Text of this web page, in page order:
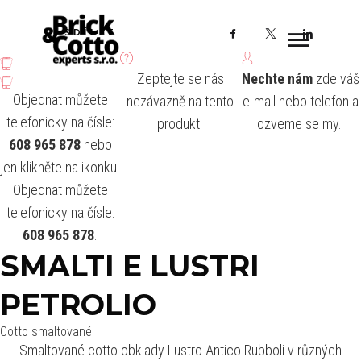
SDÍLET Facebook
X
Objednat můžete
telefonicky na čísle:
608 965 878nebo
jen klikněte na ikonku.
Objednat můžete
telefonicky na čísle:
608 965 878
Zeptejte se nás
nezávazně na tento
produkt.
Nechte nám zde váš
e-mail nebo telefon a
ozveme se my.
SMALTI E LUSTRI
PETROLIO
Cotto smaltované
Smaltované cotto obklady Lustro Antico Rubboli v různých